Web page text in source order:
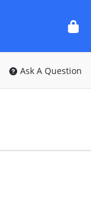
Ask A Question